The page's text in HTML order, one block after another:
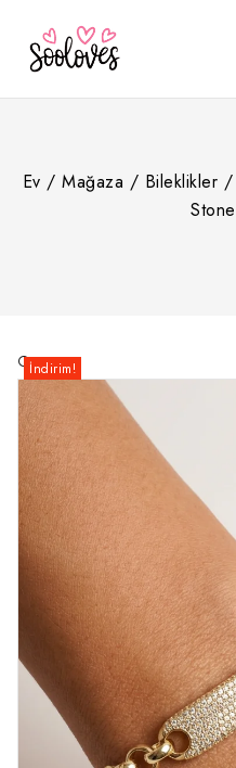
Ev / Mağaza / Bileklikler /
İndirim!
🔍